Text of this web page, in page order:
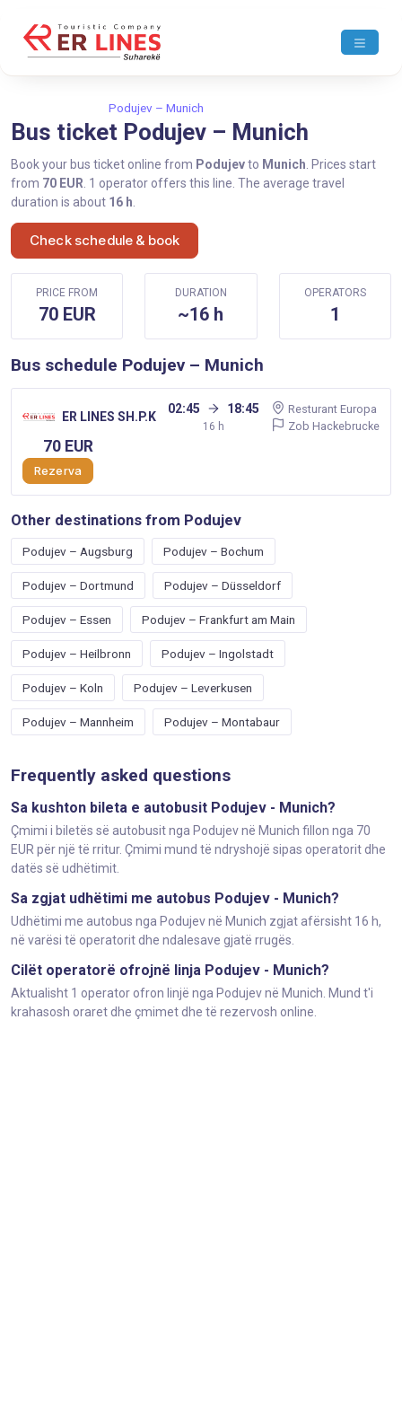
Podujev – Munich
Bus ticket Podujev – Munich
Book your bus ticket online from Podujevto Munich . Prices start
from 70 EUR . 1 operator offers this line. The average travel
duration is about 16 h
Check schedule & book
PRICE FROM
70 EUR
DURATION
~16 h
OPERATORS
1
Bus schedule Podujev – Munich
ER LINES SH.P.K
02:45 18:45
16 h
Resturant Europa
Zob Hackebrucke
70 EUR
Rezerva
Other destinations from Podujev
Podujev – Augsburg Podujev – Bochum
Podujev – Dortmund Podujev – Düsseldorf
Podujev – Essen Podujev – Frankfurt am Main
Podujev – Heilbronn Podujev – Ingolstadt
Podujev – Koln Podujev – Leverkusen
Podujev – Mannheim Podujev – Montabaur
Frequently asked questions
Sa kushton bileta e autobusit Podujev - Munich?
Çmimi i biletës së autobusit nga Podujev në Munich fillon nga 70
EUR për një të rritur. Çmimi mund të ndryshojë sipas operatorit dhe
datës së udhëtimit.
Sa zgjat udhëtimi me autobus Podujev - Munich?
Udhëtimi me autobus nga Podujev në Munich zgjat afërsisht 16 h,
në varësi të operatorit dhe ndalesave gjatë rrugës.
Cilët operatorë ofrojnë linja Podujev - Munich?
Aktualisht 1 operator ofron linjë nga Podujev në Munich. Mund t'i
krahasosh oraret dhe çmimet dhe të rezervosh online.